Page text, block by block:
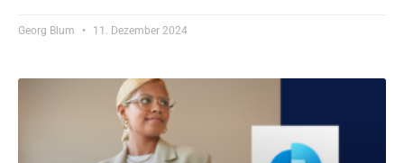
Georg Blum 11. Dezember 2024